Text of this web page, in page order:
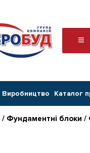
Виробництво Каталог
/ Фундаментні блоки /